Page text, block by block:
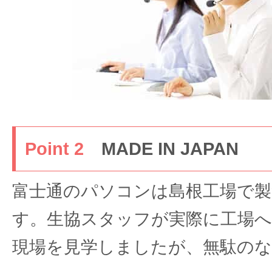
Point 2 MADE IN JAPAN
富士通のパソコンは島根工場で
す。生協スタッフが実際に工場
現場を見学しましたが、無駄の